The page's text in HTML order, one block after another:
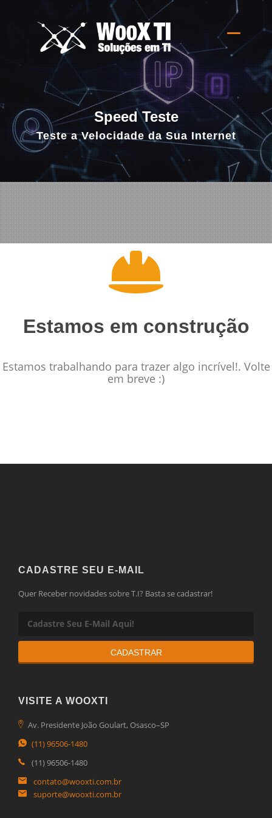
Alternar
Speed Teste
Teste a Velocidade da Sua Internet
Estamos em construção
Estamos trabalhando para trazer algo incrível!. Volte
em breve :)
CADASTRE SEU E-MAIL
Quer Receber novidades sobre T.I? Basta se cadastrar!
CADASTRAR
VISITE A WOOXTI
Av. Presidente João Goulart, Osasco–SP
(11) 96506-1480
(11) 96506-1480
contato@wooxti.com.br
suporte@wooxti.com.br